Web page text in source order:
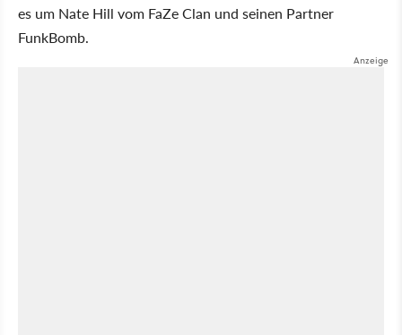
es um Nate Hill vom FaZe Clan und seinen Partner
FunkBomb.